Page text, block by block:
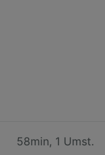
58min, 1 Umst.